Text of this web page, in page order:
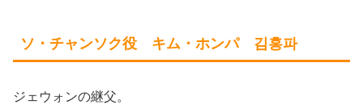
ソ・チャンソク役 キム・ホンパ 김홍파
ジェウォンの継父。